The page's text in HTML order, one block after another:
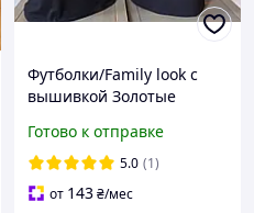
Футболки/Family look с
вышивкой Золотые
вышивки, футболки
вышиванки, футболки с
вышиванкой
Готово к отправке
5.0 (1)
от 143₴/мес